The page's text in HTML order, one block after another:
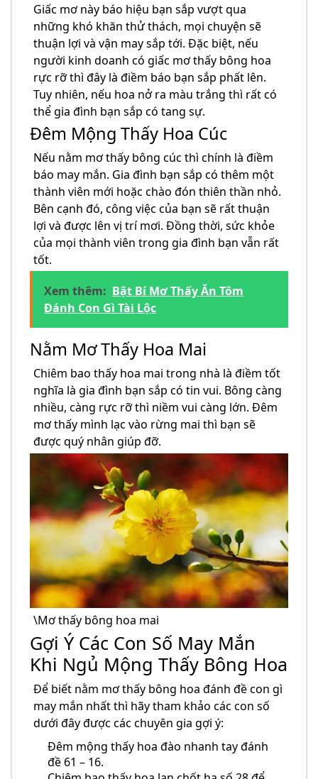
Giấc mơ này báo hiệu bạn sắp vượt qua
những khó khăn thử thách, mọi chuyện sẽ
thuận lợi và vận may sắp tới. Đặc biệt, nếu
người kinh doanh có giấc mơ thấy bông hoa
rực rỡ thì đây là điềm báo bạn sắp phất lên.
Tuy nhiên, nếu hoa nở ra màu trắng thì rất có
thể gia đình bạn sắp có tang sự.
Đêm Mộng Thấy Hoa Cúc
Nếu nằm mơ thấy bông cúc thì chính là điềm
báo may mắn. Gia đình bạn sắp có thêm một
thành viên mới hoặc chào đón thiên thần nhỏ.
Bên cạnh đó, công việc của bạn sẽ rất thuận
lợi và được lên vị trí mơi. Đồng thời, sức khỏe
của mọi thành viên trong gia đình bạn vẫn rất
tốt.
Xem thêm: Bật Bí Mơ Thấy Ăn Tôm
Đánh Con Gì Tài Lộc
Nằm Mơ Thấy Hoa Mai
Chiêm bao thấy hoa mai trong nhà là điềm tốt
nghĩa là gia đình bạn sắp có tin vui. Bông càng
nhiều, càng rực rỡ thì niềm vui càng lớn. Đêm
mơ thấy mình lạc vào rừng mai thì bạn sẽ
được quý nhân giúp đỡ.
\Mơ thấy bông hoa mai
Gợi Ý Các Con Số May Mắn
Khi Ngủ Mộng Thấy Bông Hoa
Để biết nằm mơ thấy bông hoa đánh đề con gì
may mắn nhất thì hãy tham khảo các con số
dưới đây được các chuyên gia gợi ý:
Đêm mộng thấy hoa đào nhanh tay đánh
đề 61 – 16.